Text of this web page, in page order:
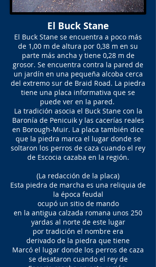
El Buck Stane
El Buck Stane se encuentra a poco más
de 1,00 m de altura por 0,38 m en su
parte más ancha y tiene 0,28 m de
grosor. Se encuentra contra la pared de
un jardín en una pequeña alcoba cerca
del extremo sur de Braid Road. La piedra
tiene una placa informativa que se
puede ver en la pared.
La tradición asocia el Buck Stane con la
Baronía de Penicuik y las cacerías reales
en Borough-Muir. La placa también dice
que la piedra marca el lugar donde se
soltaron los perros de caza cuando el rey
de Escocia cazaba en la región.
(La redacción de la placa)
Esta piedra de marcha es una reliquia de
la época feudal
ocupó un sitio de mando
en la antigua calzada romana unos 250
yardas al norte de este lugar
por tradición el nombre era
derivado de la piedra que tiene
Marcó el lugar donde los perros de caza
se desataron cuando el rey de